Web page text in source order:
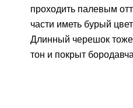
проходить палевым
части иметь бурый
Длинный черешок
тон и покрыт